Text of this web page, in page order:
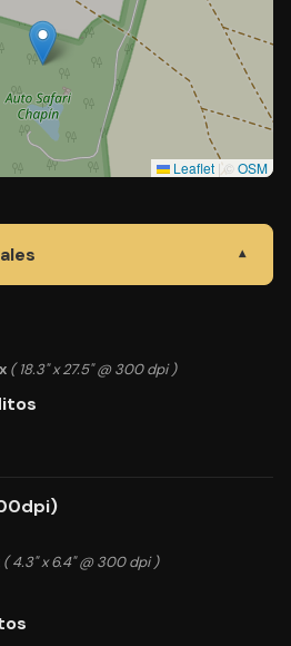
Leaflet |© OSM
▾
( 18.3" x 27.5" @ 300 dpi )
( 4.3" x 6.4" @ 300 dpi )